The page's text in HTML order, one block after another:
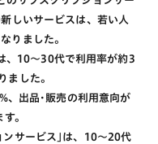
しいサービスは、若い人
りました。
、10～30代で利用率が約3
ました。
、出品･販売の利用意向が
。
ンサービス｣は、10～20代